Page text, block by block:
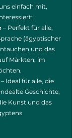
einfach mit,
– Perfekt für alle,
(ägyptischer
und das
Märkten, im
– Ideal für alle, die
Geschichte,
Kunst und das